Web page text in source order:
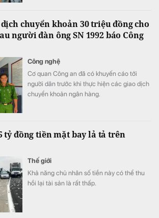
chuyển khoản 30 triệu đồng cho
người đàn ông SN 1992 báo Công
Công nghệ
Cơ quan Công an đã có khuyến cáo tới
người dân trước khi thực hiện các giao dịch
chuyển khoản ngân hàng.
tỷ đồng tiền mặt bay lả tả trên
Thế giới
Khả năng chủ nhân số tiền này có thể thu
hồi lại tài sản là rất thấp.